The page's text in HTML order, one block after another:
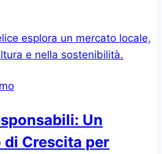
Un
di Crescita per